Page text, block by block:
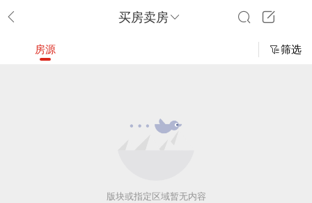
买房卖房
房源 筛选
版块或指定区域暂无内容